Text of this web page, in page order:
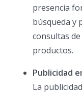
presencia
búsqueda y
consultas
productos.
Publicidad
La